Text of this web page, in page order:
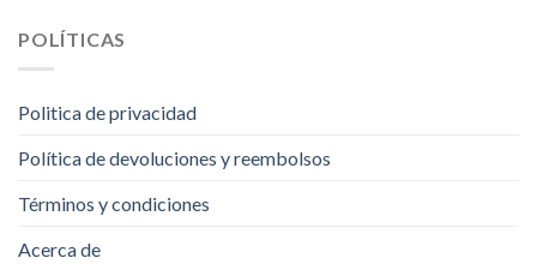
POLÍTICAS
Politica de privacidad
Política de devoluciones y reembolsos
Términos y condiciones
Acerca de